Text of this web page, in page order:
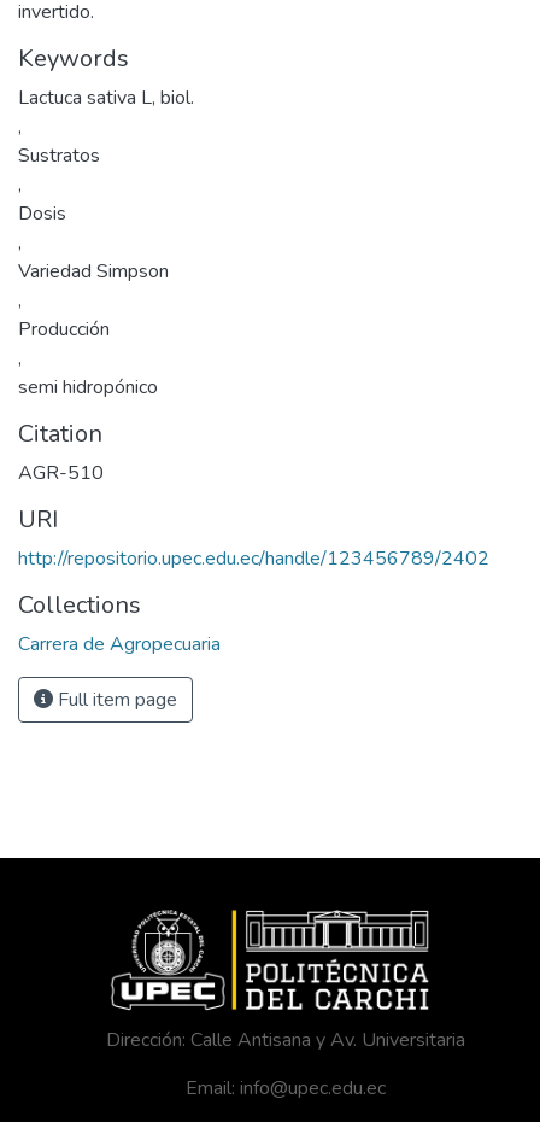
invertido.
Keywords
Lactuca sativa L, biol.
,
Sustratos
,
Dosis
,
Variedad Simpson
,
Producción
,
semi hidropónico
Citation
AGR-510
URI
http://repositorio.upec.edu.ec/handle/123456789/2402
Collections
Carrera de Agropecuaria
Full item page
Dirección: Calle Antisana y Av. Universitaria
Email: info@upec.edu.ec